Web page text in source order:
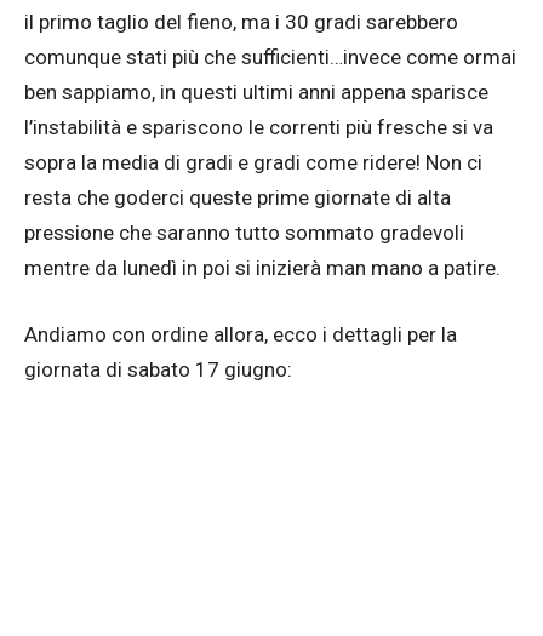
il primo taglio del fieno, ma i 30 gradi sarebbero
comunque stati più che sufficienti…invece come ormai
ben sappiamo, in questi ultimi anni appena sparisce
l’instabilità e spariscono le correnti più fresche si va
sopra la media di gradi e gradi come ridere! Non ci
resta che goderci queste prime giornate di alta
pressione che saranno tutto sommato gradevoli
mentre da lunedì in poi si inizierà man mano a patire.
Andiamo con ordine allora, ecco i dettagli per la
giornata di sabato 17 giugno: